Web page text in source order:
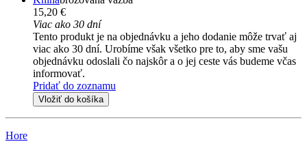
15,20 €
Viac ako 30 dní
Tento produkt je na objednávku a jeho dodanie môže trvať aj
viac ako 30 dní. Urobíme však všetko pre to, aby sme vašu
objednávku odoslali čo najskôr a o jej ceste vás budeme včas
informovať.
Pridať do zoznamu
Vložiť do košíka
Hore